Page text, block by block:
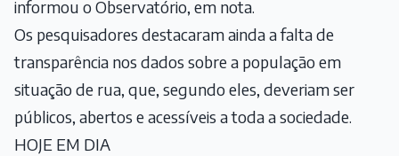
informou o Observatório, em nota.
Os pesquisadores destacaram ainda a falta de
transparência nos dados sobre a população em
situação de rua, que, segundo eles, deveriam ser
públicos, abertos e acessíveis a toda a sociedade.
HOJE EM DIA